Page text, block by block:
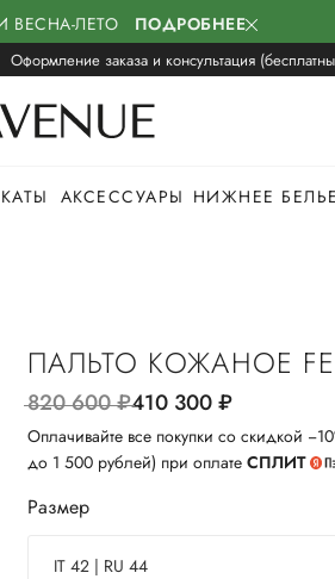
ВЕСНА-ЛЕТО ПОДРОБНЕЕ
Оформление заказа и консультация
АКСЕССУАРЫ НИЖНЕЕ БЕЛЬЕ
ПАЛЬТО КОЖАНОЕ
820 600руб.410 300руб.
Оплачивайте все покупки со скидкой
до 1 500 рублей) при оплате СПЛИТ
Размер
IT 42 | RU 44